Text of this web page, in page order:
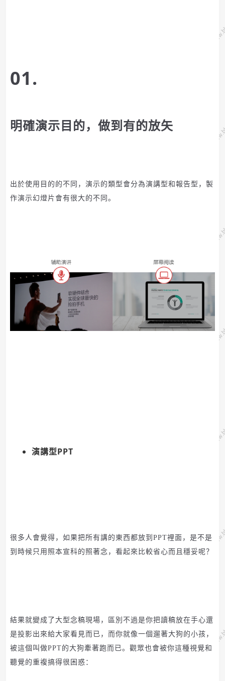
01.
明確演示目的，做到有的放矢
出於使用目的的不同，演示的類型會分為演講型和報告型，製
作演示幻燈片會有很大的不同。
演講型PPT
很多人會覺得，如果把所有講的東西都放到 PPT裡面，是不是
到時候只用照本宣科的照著念，看起來比較省心而且穩妥呢？
結果就變成了大型念稿現場，區別不過是你把讀稿放在手心還
是投影出來給大家看見而已，而你就像一個遛著大狗的小孩，
被這個叫做PPT的大狗牽著跑而已。 觀眾也會被你這種視覺和
聽覺的重複搞得很困惑：